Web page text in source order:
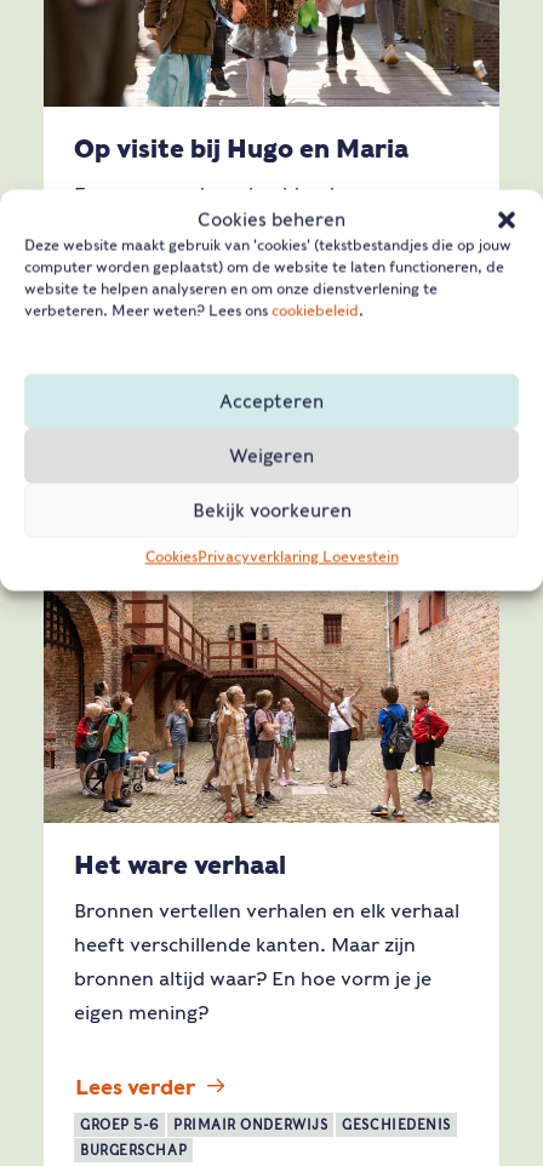
Cookies beheren
Deze website maakt gebruik van 'cookies' (tekstbestandjes die op jouw
computer worden geplaatst) om de website te laten functioneren, de
website te helpen analyseren en om onze dienstverlening te
verbeteren. Meer weten? Lees ons cookiebeleid.
Accepteren
Weigeren
Bekijk voorkeuren
CookiesPrivacyverklaring Loevestein
Op visite bij Hugo en Maria
Een spannende en beeldende
ontdekkingstocht vol avonturen en
verhalen over het leven van Hugo de
Groot.
Lees verder
PRIMAIR ONDERWIJS
Het ware verhaal
Bronnen vertellen verhalen en elk verhaal
heeft verschillende kanten. Maar zijn
bronnen altijd waar? En hoe vorm je je
eigen mening?
Lees verder
GROEP 5-6 PRIMAIR ONDERWIJS
GESCHIEDENIS
BURGERSCHAP